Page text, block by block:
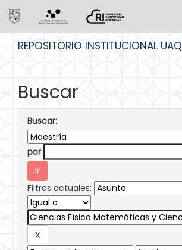
REPOSITORIO INSTITUCIONAL UAQ
Buscar
Buscar:
por
Filtros actuales: